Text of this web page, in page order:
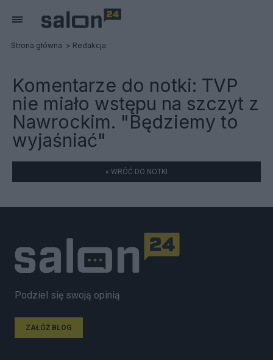
Strona główna Redakcja
Komentarze do notki: TVP
nie miało wstępu na szczyt z
Nawrockim. "Będziemy to
wyjaśniać"
« WRÓĆ DO NOTKI
Podziel się swoją opinią
ZAŁÓŻ BLOG